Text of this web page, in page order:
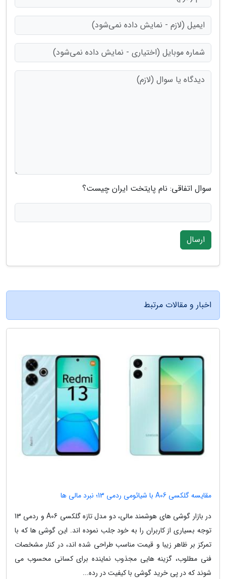
سوال اتفاقی: نام پایتخت ایران چیست؟
ارسال
اخبار و مقالات مرتبط
مقایسه گلکسی A06 با شیائومی ردمی 13؛ نبرد مالی ها
در بازار گوشی های هوشمند مالی، دو مدل تازه گلکسی A06 و ردمی 13
توجه بسیاری از کاربران را به خود جلب نموده اند. این گوشی ها که با
تمرکز بر ظاهر زیبا و قیمت مناسب طراحی شده اند، در کنار مشخصات
فنی مطلوب، گزینه هایی مجذوب نماینده برای کسانی محسوب می
شوند که در پی خرید گوشی با کیفیت در رده...